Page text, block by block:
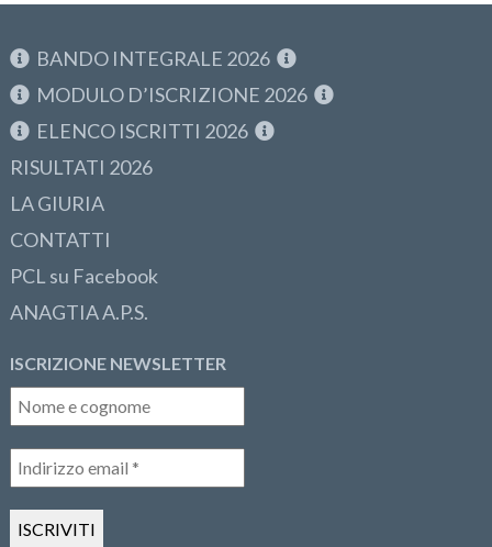
BANDO INTEGRALE 2026
MODULO D’ISCRIZIONE 2026
ELENCO ISCRITTI 2026
RISULTATI 2026
LA GIURIA
CONTATTI
PCL su Facebook
ANAGTIA A.P.S.
ISCRIZIONE NEWSLETTER